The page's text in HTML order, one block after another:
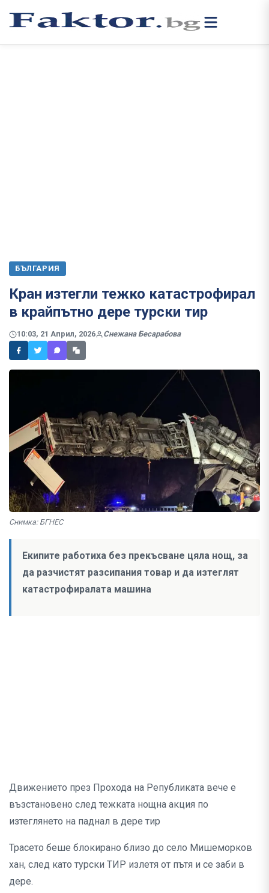
БЪЛГАРИЯ
Кран изтегли тежко катастрофирал
в крайпътно дере турски тир
10:03, 21 Април, 2026 Снежана Бесарабова
Снимка: БГНЕС
Екипите работиха без прекъсване цяла нощ, за
да разчистят разсипания товар и да изтеглят
катастрофиралата машина
Движението през Прохода на Републиката вече е
възстановено след тежката нощна акция по
изтеглянето на паднал в дере тир
Трасето беше блокирано близо до село Мишеморков
хан, след като турски ТИР излетя от пътя и се заби в
дере.